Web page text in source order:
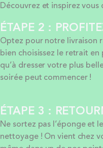
Découvrez et inspirez vous
ÉTAPE 2 :
Optez pour notre livraison
bien choisissez le retrait
qu’à dresser votre plus
soirée peut commencer !
ÉTAPE 3 :
Ne sortez pas l’éponge et
nettoyage ! On vient chez